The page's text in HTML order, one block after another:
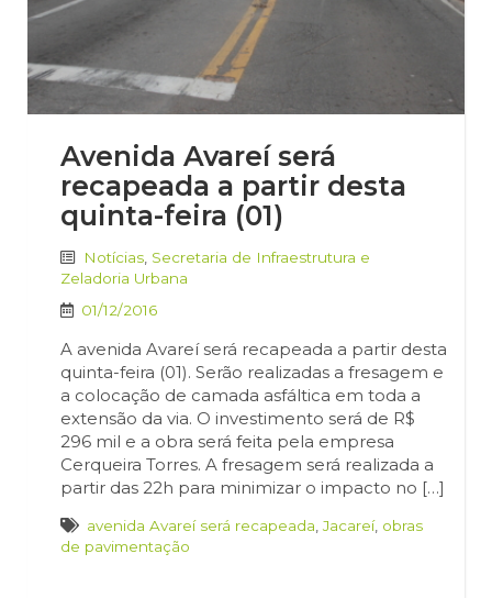
Avenida Avareí será
recapeada a partir desta
quinta-feira (01)
Notícias Secretaria de Infraestrutura e
Zeladoria Urbana
01/12/2016
A avenida Avareí será recapeada a partir desta
quinta-feira (01). Serão realizadas a fresagem e
a colocação de camada asfáltica em toda a
extensão da via. O investimento será de R$
296 mil e a obra será feita pela empresa
Cerqueira Torres. A fresagem será realizada a
partir das 22h para minimizar o impacto no […]
avenida Avareí será recapeada ,Jacareí, obras
de pavimentação